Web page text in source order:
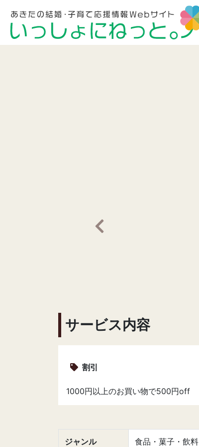
前の画像へ
サービス内容
割引
1000円以上のお買い物で500円off
ジャンル 食品・菓子・飲料